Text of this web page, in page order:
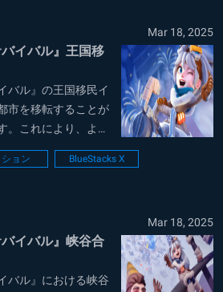
Mar 18, 2025
バイバル』王国移
バル』の王国移民イ
市を移転することが
。これにより、より
戦況の有利な王国へ
となります。王国移
ョン BlueStacks X
Mar 18, 2025
バイバル』峡谷合
バル』における峡谷